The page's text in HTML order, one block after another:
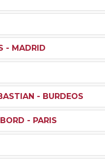
- MADRID
- BURDEOS
- PARIS